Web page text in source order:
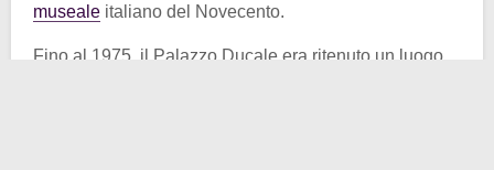
museale italiano del Novecento.
Fino al 1975, il Palazzo Ducale era ritenuto un luogo